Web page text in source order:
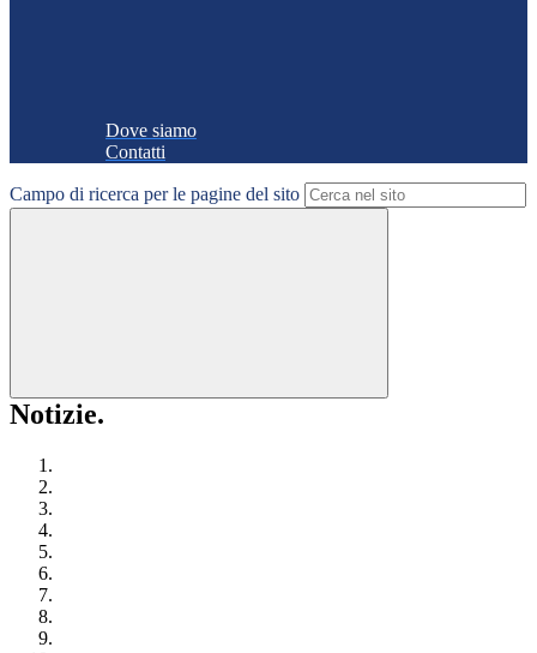
Dove siamo
Contatti
Campo di ricerca per le pagine del sito
Notizie.